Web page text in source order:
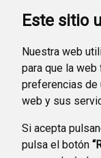
Este sitio
Nuestra web
para que la
preferencias de
web y sus
Si acepta
pulsa el botón
CANAL YOUTUBE